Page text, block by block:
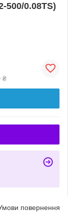
500/0.08TS)
₴
повернення